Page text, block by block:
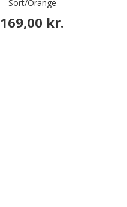
Sort/Orange
169,00 kr.